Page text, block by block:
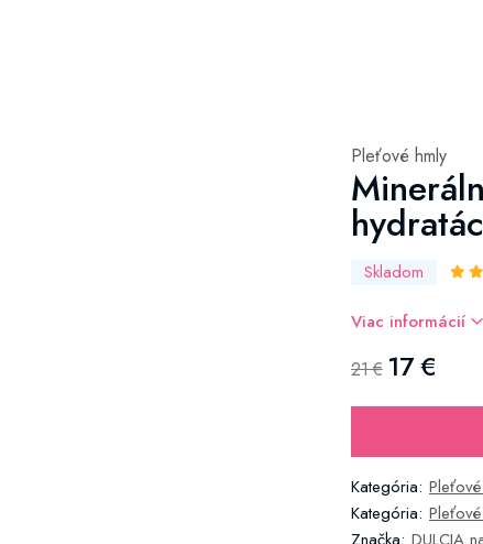
Pleťové hmly
Skladom
Viac informácií
21 € 17 €
Kategória:
Kategória: